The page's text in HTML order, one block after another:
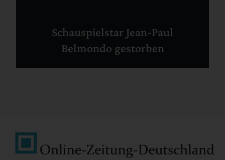
Schauspielstar Jean-Paul
Belmondo gestorben